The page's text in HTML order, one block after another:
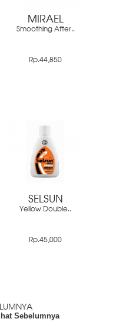
MIRAEL
Smoothing After..
Rp.44,850
SELSUN
Yellow Double..
Rp.45,000
Sebelumnya